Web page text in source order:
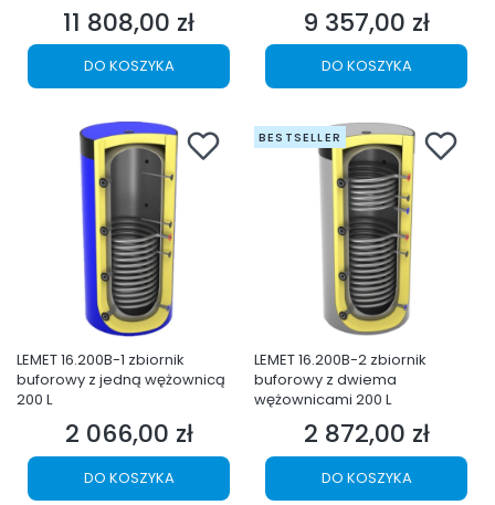
Cena
11 808,00 zł
DO KOSZYKA
Cena
9 357,00 zł
DO KOSZYKA
LEMET 16.200B-1 zbiornik
buforowy z jedną wężownicą
200 L
Cena
2 066,00 zł
DO KOSZYKA
BESTSELLER
LEMET 16.200B-2 zbiornik
buforowy z dwiema
wężownicami 200 L
Cena
2 872,00 zł
DO KOSZYKA